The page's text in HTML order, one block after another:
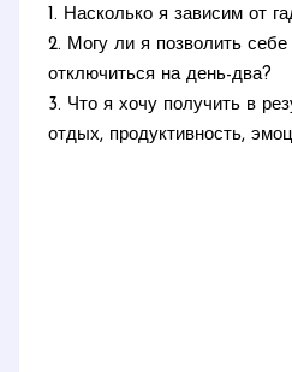
1. Насколько я зависим от
2. Могу ли я позволить
отключиться на день-два?
3. Что я хочу получить в
отдых, продуктивность,